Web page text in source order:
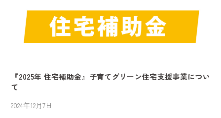
『2025年 住宅補助金』子育てグリーン住宅支援事業につい
て
2024年12月7日